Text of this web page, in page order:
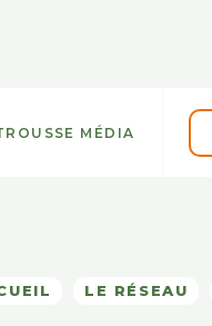
MÉDIA
LE RÉSEAU